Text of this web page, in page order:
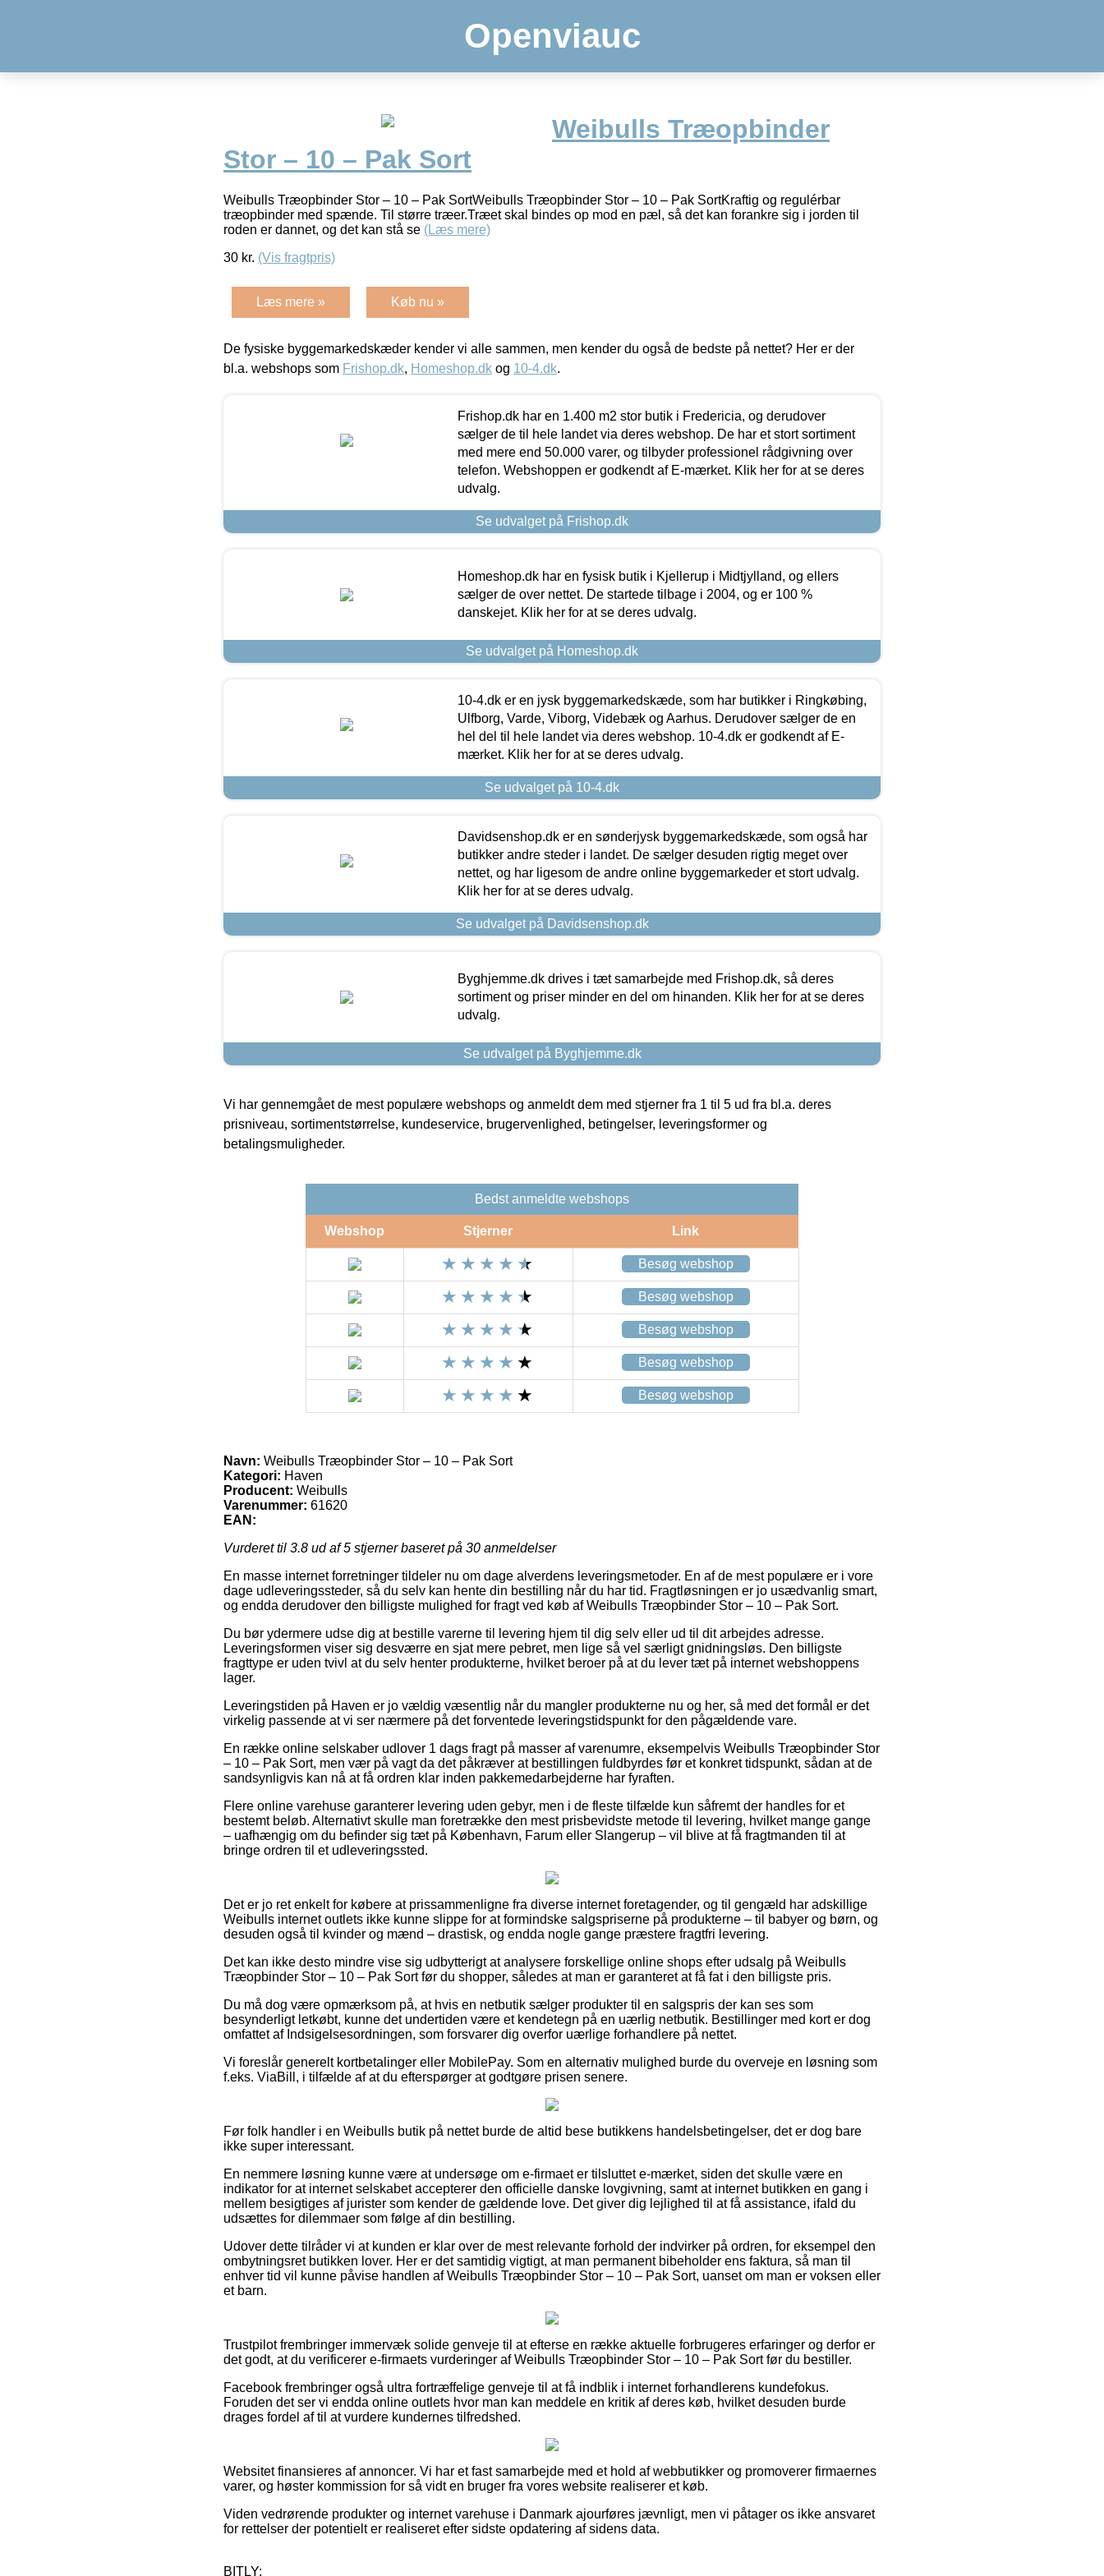
Openviauc
Weibulls Træopbinder
Stor – 10 – Pak Sort
Weibulls Træopbinder Stor – 10 – Pak SortWeibulls Træopbinder Stor – 10 – Pak SortKraftig og regulérbar
træopbinder med spænde. Til større træer.Træet skal bindes op mod en pæl, så det kan forankre sig i jorden til
roden er dannet, og det kan stå se (Læs mere)
30 kr. (Vis fragtpris)
Læs mere » Køb nu »
De fysiske byggemarkedskæder kender vi alle sammen, men kender du også de bedste på nettet? Her er der
bl.a. webshops som Frishop.dk, Homeshop.dk og 10-4.dk.
Frishop.dk har en 1.400 m2 stor butik i Fredericia, og derudover
sælger de til hele landet via deres webshop. De har et stort sortiment
med mere end 50.000 varer, og tilbyder professionel rådgivning over
telefon. Webshoppen er godkendt af E-mærket. Klik her for at se deres
udvalg.
Se udvalget på Frishop.dk
Homeshop.dk har en fysisk butik i Kjellerup i Midtjylland, og ellers
sælger de over nettet. De startede tilbage i 2004, og er 100 %
danskejet. Klik her for at se deres udvalg.
Se udvalget på Homeshop.dk
10-4.dk er en jysk byggemarkedskæde, som har butikker i Ringkøbing,
Ulfborg, Varde, Viborg, Videbæk og Aarhus. Derudover sælger de en
hel del til hele landet via deres webshop. 10-4.dk er godkendt af E-
mærket. Klik her for at se deres udvalg.
Se udvalget på 10-4.dk
Davidsenshop.dk er en sønderjysk byggemarkedskæde, som også har
butikker andre steder i landet. De sælger desuden rigtig meget over
nettet, og har ligesom de andre online byggemarkeder et stort udvalg.
Klik her for at se deres udvalg.
Se udvalget på Davidsenshop.dk
Byghjemme.dk drives i tæt samarbejde med Frishop.dk, så deres
sortiment og priser minder en del om hinanden. Klik her for at se deres
udvalg.
Se udvalget på Byghjemme.dk
Vi har gennemgået de mest populære webshops og anmeldt dem med stjerner fra 1 til 5 ud fra bl.a. deres
prisniveau, sortimentstørrelse, kundeservice, brugervenlighed, betingelser, leveringsformer og
betalingsmuligheder.
Bedst anmeldte webshops
Webshop Stjerner Link
Besøg webshop
Besøg webshop
Besøg webshop
Besøg webshop
Besøg webshop
Navn: Weibulls Træopbinder Stor – 10 – Pak Sort
Kategori: Haven
Producent: Weibulls
Varenummer: 61620
EAN:
Vurderet til 3.8 ud af 5 stjerner baseret på 30 anmeldelser
En masse internet forretninger tildeler nu om dage alverdens leveringsmetoder. En af de mest populære er i vore
dage udleveringssteder, så du selv kan hente din bestilling når du har tid. Fragtløsningen er jo usædvanlig smart,
og endda derudover den billigste mulighed for fragt ved køb af Weibulls Træopbinder Stor – 10 – Pak Sort.
Du bør ydermere udse dig at bestille varerne til levering hjem til dig selv eller ud til dit arbejdes adresse.
Leveringsformen viser sig desværre en sjat mere pebret, men lige så vel særligt gnidningsløs. Den billigste
fragttype er uden tvivl at du selv henter produkterne, hvilket beroer på at du lever tæt på internet webshoppens
lager.
Leveringstiden på Haven er jo vældig væsentlig når du mangler produkterne nu og her, så med det formål er det
virkelig passende at vi ser nærmere på det forventede leveringstidspunkt for den pågældende vare.
En række online selskaber udlover 1 dags fragt på masser af varenumre, eksempelvis Weibulls Træopbinder Stor
– 10 – Pak Sort, men vær på vagt da det påkræver at bestillingen fuldbyrdes før et konkret tidspunkt, sådan at de
sandsynligvis kan nå at få ordren klar inden pakkemedarbejderne har fyraften.
Flere online varehuse garanterer levering uden gebyr, men i de fleste tilfælde kun såfremt der handles for et
bestemt beløb. Alternativt skulle man foretrække den mest prisbevidste metode til levering, hvilket mange gange
– uafhængig om du befinder sig tæt på København, Farum eller Slangerup – vil blive at få fragtmanden til at
bringe ordren til et udleveringssted.
Det er jo ret enkelt for købere at prissammenligne fra diverse internet foretagender, og til gengæld har adskillige
Weibulls internet outlets ikke kunne slippe for at formindske salgspriserne på produkterne – til babyer og børn, og
desuden også til kvinder og mænd – drastisk, og endda nogle gange præstere fragtfri levering.
Det kan ikke desto mindre vise sig udbytterigt at analysere forskellige online shops efter udsalg på Weibulls
Træopbinder Stor – 10 – Pak Sort før du shopper, således at man er garanteret at få fat i den billigste pris.
Du må dog være opmærksom på, at hvis en netbutik sælger produkter til en salgspris der kan ses som
besynderligt letkøbt, kunne det undertiden være et kendetegn på en uærlig netbutik. Bestillinger med kort er dog
omfattet af Indsigelsesordningen, som forsvarer dig overfor uærlige forhandlere på nettet.
Vi foreslår generelt kortbetalinger eller MobilePay. Som en alternativ mulighed burde du overveje en løsning som
f.eks. ViaBill, i tilfælde af at du efterspørger at godtgøre prisen senere.
Før folk handler i en Weibulls butik på nettet burde de altid bese butikkens handelsbetingelser, det er dog bare
ikke super interessant.
En nemmere løsning kunne være at undersøge om e-firmaet er tilsluttet e-mærket, siden det skulle være en
indikator for at internet selskabet accepterer den officielle danske lovgivning, samt at internet butikken en gang i
mellem besigtiges af jurister som kender de gældende love. Det giver dig lejlighed til at få assistance, ifald du
udsættes for dilemmaer som følge af din bestilling.
Udover dette tilråder vi at kunden er klar over de mest relevante forhold der indvirker på ordren, for eksempel den
ombytningsret butikken lover. Her er det samtidig vigtigt, at man permanent bibeholder ens faktura, så man til
enhver tid vil kunne påvise handlen af Weibulls Træopbinder Stor – 10 – Pak Sort, uanset om man er voksen eller
et barn.
Trustpilot frembringer immervæk solide genveje til at efterse en række aktuelle forbrugeres erfaringer og derfor er
det godt, at du verificerer e-firmaets vurderinger af Weibulls Træopbinder Stor – 10 – Pak Sort før du bestiller.
Facebook frembringer også ultra fortræffelige genveje til at få indblik i internet forhandlerens kundefokus.
Foruden det ser vi endda online outlets hvor man kan meddele en kritik af deres køb, hvilket desuden burde
drages fordel af til at vurdere kundernes tilfredshed.
Websitet finansieres af annoncer. Vi har et fast samarbejde med et hold af webbutikker og promoverer firmaernes
varer, og høster kommission for så vidt en bruger fra vores website realiserer et køb.
Viden vedrørende produkter og internet varehuse i Danmark ajourføres jævnligt, men vi påtager os ikke ansvaret
for rettelser der potentielt er realiseret efter sidste opdatering af sidens data.
BITLY: